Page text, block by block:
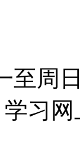
至周
习